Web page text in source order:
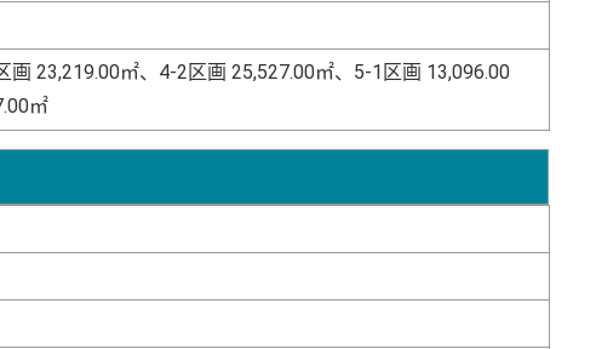
23,219.00㎡、4-2区画 25,527.00㎡、5-1区画 13,096.00
㎡